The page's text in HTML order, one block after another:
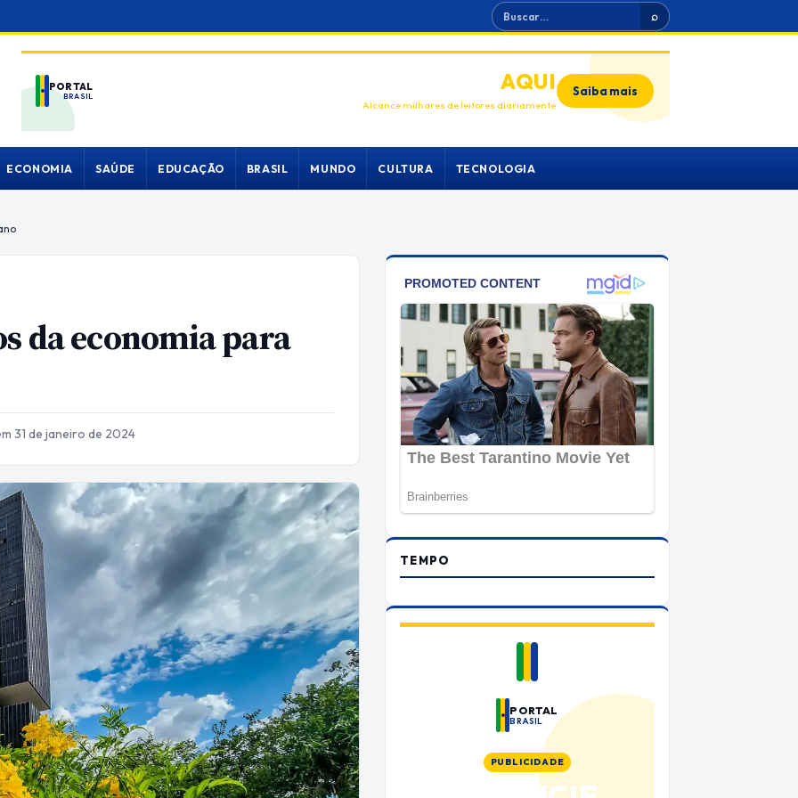
Buscar ⌕
PORTAL
BRASIL
ANUNCIEAQUI
Alcance milhares de leitores diariamente
Saiba mais
ECONOMIA SAÚDE EDUCAÇÃO BRASIL MUNDO CULTURA TECNOLOGIA
da economia para
31 de janeiro de 2024
TEMPO
PORTAL
BRASIL
PUBLICIDADE